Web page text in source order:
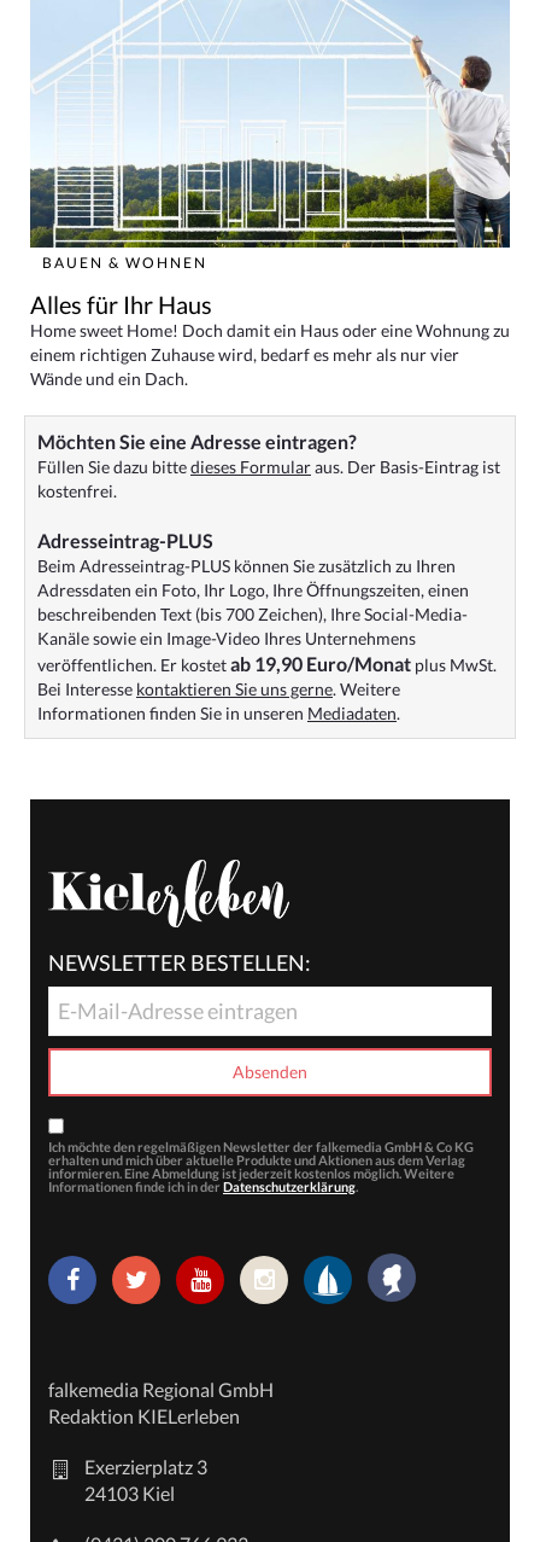
BAUEN & WOHNEN
Alles für Ihr Haus
Home sweet Home! Doch damit ein Haus oder eine Wohnung zu
einem richtigen Zuhause wird, bedarf es mehr als nur vier
Wände und ein Dach.
Möchten Sie eine Adresse eintragen?
Füllen Sie dazu bittedieses Formularaus. Der Basis-Eintrag ist
kostenfrei.
Adresseintrag-PLUS
Beim Adresseintrag-PLUS können Sie zusätzlich zu Ihren
Adressdaten ein Foto, Ihr Logo, Ihre Öffnungszeiten, einen
beschreibenden Text (bis 700 Zeichen), Ihre Social-Media-
Kanäle sowie ein Image-Video Ihres Unternehmens
veröffentlichen. Er kostetab 19,90 Euro/Monat plus MwSt.
Bei Interesse kontaktieren Sie uns gerne. Weitere
Informationen finden Sie in unseren Mediadaten.
NEWSLETTER BESTELLEN:
Ich möchte den regelmäßigen Newsletter der falkemedia GmbH & Co KG
erhalten und mich über aktuelle Produkte und Aktionen aus dem Verlag
informieren. Eine Abmeldung ist jederzeit kostenlos möglich. Weitere
Informationen finde ich in der Datenschutzerklärung.
falkemedia Regional GmbH
Redaktion KIELerleben
Exerzierplatz 3
24103 Kiel